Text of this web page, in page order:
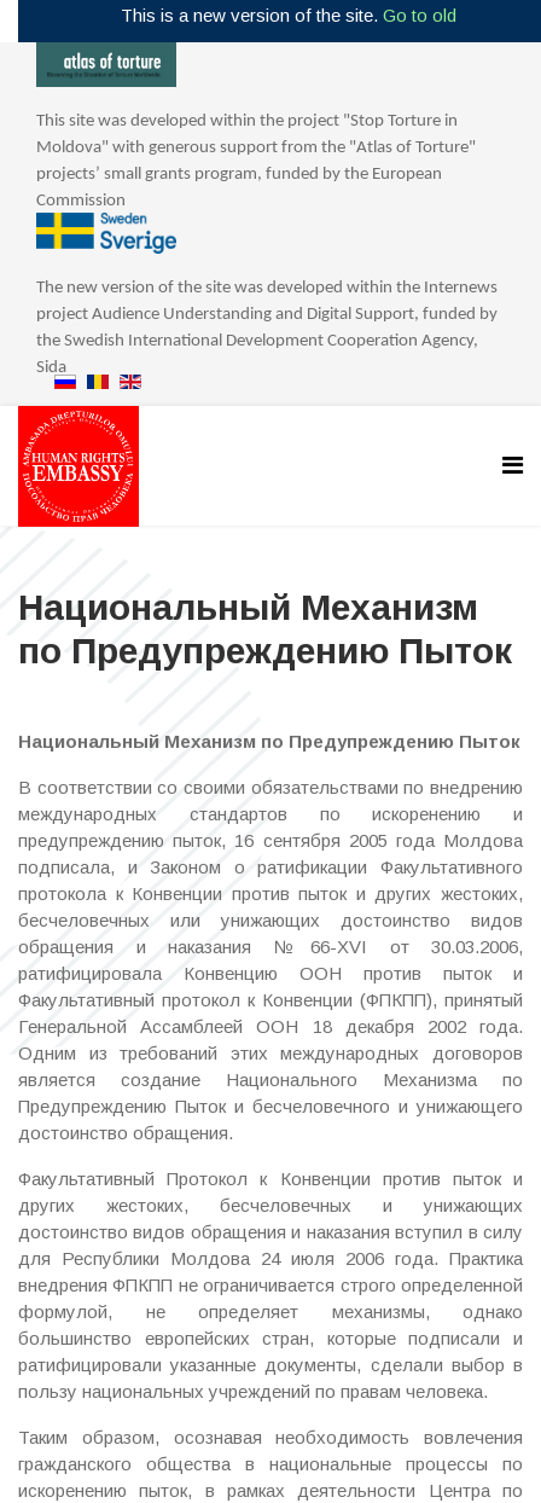
This is a new version of the site. Go to old
This site was developed within the project "Stop Torture in
Moldova" with generous support from the "Atlas of Torture"
projects’ small grants program, funded by the European
Commission
The new version of the site was developed within the Internews
project Audience Understanding and Digital Support, funded by
the Swedish International Development Cooperation Agency,
Sida
Национальный Механизм
по Предупреждению Пыток
Национальный Механизм по Предупреждению Пыток
В соответствии со своими обязательствами по внедрению
международных стандартов по искоренению и
предупреждению пыток, 16 сентября 2005 года Молдова
подписала, и Законом о ратификации Факультативного
протокола к Конвенции против пыток и других жестоких,
бесчеловечных или унижающих достоинство видов
обращения и наказания №66-XVI от 30.03.2006,
ратифицировала Конвенцию ООН против пыток и
Факультативный протокол к Конвенции (ФПКПП), принятый
Генеральной Ассамблеей ООН 18 декабря 2002 года.
Одним из требований этих международных договоров
является создание Национального Механизма по
Предупреждению Пыток и бесчеловечного и унижающего
достоинство обращения.
Факультативный Протокол к Конвенции против пыток и
других жестоких, бесчеловечных и унижающих
достоинство видов обращения и наказания вступил в силу
для Республики Молдова 24 июля 2006 года. Практика
внедрения ФПКПП не ограничивается строго определенной
формулой, не определяет механизмы, однако
большинство европейских стран, которые подписали и
ратифицировали указанные документы, сделали выбор в
пользу национальных учреждений по правам человека.
Таким образом, осознавая необходимость вовлечения
гражданского общества в национальные процессы по
искоренению пыток, в рамках деятельности Центра по